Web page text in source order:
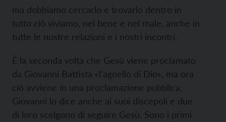
ma dobbiamo cercarlo e trovarlo dentro in
tutto ciò viviamo, nel bene e nel male, anche in
tutte le nostre relazioni e i nostri incontri.
È la seconda volta che Gesù viene proclamato
da Giovanni Battista «l’agnello di Dio», ma ora
ciò avviene in una proclamazione pubblica:
Giovanni lo dice anche ai suoi discepoli e due
di loro scelgono di seguire Gesù. Sono i primi